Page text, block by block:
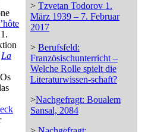
> Tzvetan Todorov 1.
März 1939 – 7. Februar
2017
> Berufsfeld:
Französischunterricht –
Welche Rolle spielt die
Literaturwissen-schaft?
>Nachgefragt: Boualem
Sansal, 2084
La